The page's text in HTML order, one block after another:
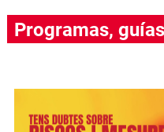
Programas,